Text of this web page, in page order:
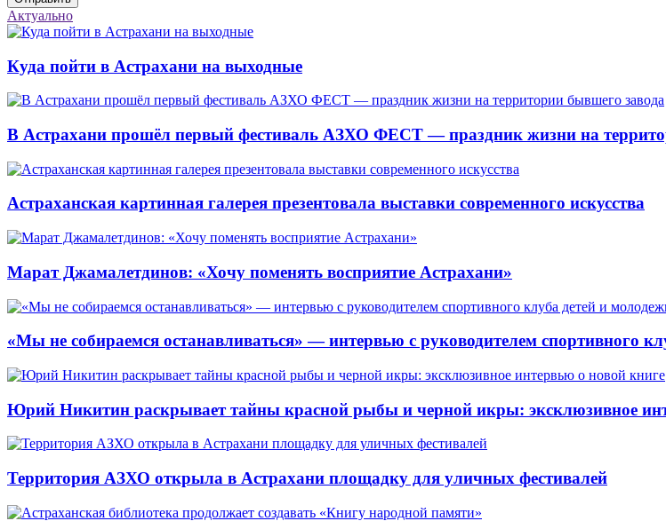
Актуально
Куда пойти в Астрахани на выходные
В Астрахани прошёл первый фестиваль АЗХО ФЕСТ — праздник жизни на
Астраханская картинная галерея презентовала выставки современного искусства
Марат Джамалетдинов: «Хочу поменять восприятие Астрахани»
«Мы не собираемся останавливаться» — интервью с руководителем спортивного
Юрий Никитин раскрывает тайны красной рыбы и черной икры: эксклюзивное
Территория АЗХО открыла в Астрахани площадку для уличных фестивалей